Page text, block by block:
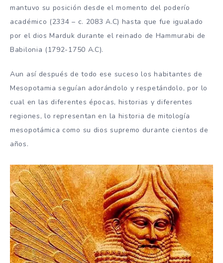
mantuvo su posición desde el momento del poderío
académico (2334 – c. 2083 A.C) hasta que fue igualado
por el dios Marduk durante el reinado de Hammurabi de
Babilonia (1792-1750 A.C).
Aun así después de todo ese suceso los habitantes de
Mesopotamia seguían adorándolo y respetándolo, por lo
cual en las diferentes épocas, historias y diferentes
regiones, lo representan en la historia de mitología
mesopotámica como su dios supremo durante cientos de
años.